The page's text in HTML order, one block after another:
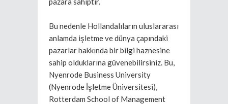
Bu nedenle Hollandalıların uluslararası
anlamda işletme ve dünya çapındaki
pazarlar hakkında bir bilgi haznesine
sahip olduklarına güvenebilirsiniz. Bu,
Nyenrode Business University
(Nyenrode İşletme Üniversitesi),
Rotterdam School of Management